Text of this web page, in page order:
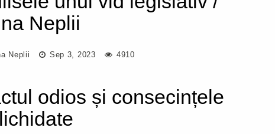
Neplii
Neplii Sep 3, 2023 4910
odios și consecințele